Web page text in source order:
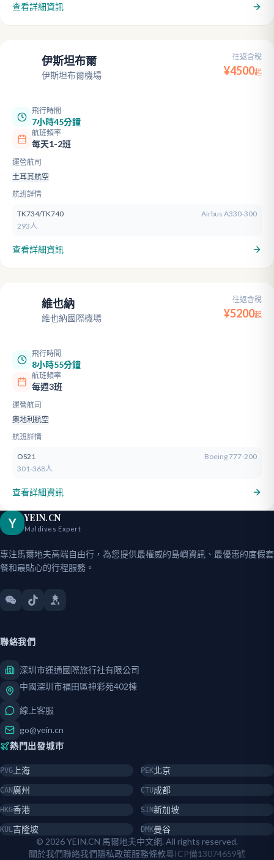
查看詳細資訊
伊斯坦布爾
伊斯坦布爾機場
往返含稅
¥4500起
飛行時間
7小時45分鐘
航班頻率
每天1-2班
運營航司
土耳其航空
航班詳情
TK734/TK740
Airbus A330-300
293人
查看詳細資訊
維也納
維也納國際機場
往返含稅
¥5200起
飛行時間
8小時55分鐘
航班頻率
每週3班
運營航司
奧地利航空
航班詳情
OS21
Boeing 777-200
301-368人
查看詳細資訊
Y YEIN.CN
Maldives Expert
專注馬爾地夫高端自由行，為您提供最權威的島嶼資訊、最優惠的度假套
餐和最貼心的行程服務。
聯絡我們
深圳市運通國際旅行社有限公司
中國深圳市福田區神彩苑402棟
線上客服
go@yein.cn
熱門出發城市
PVG 上海 PEK北京
CAN 廣州 CTU成都
HKG香港 SIN新加坡
KUL吉隆坡 DMK曼谷
© 2026 YEIN.CN 馬爾地夫中文網. All rights reserved.
關於我們聯絡我們隱私政策服務條款粵ICP備13074659號